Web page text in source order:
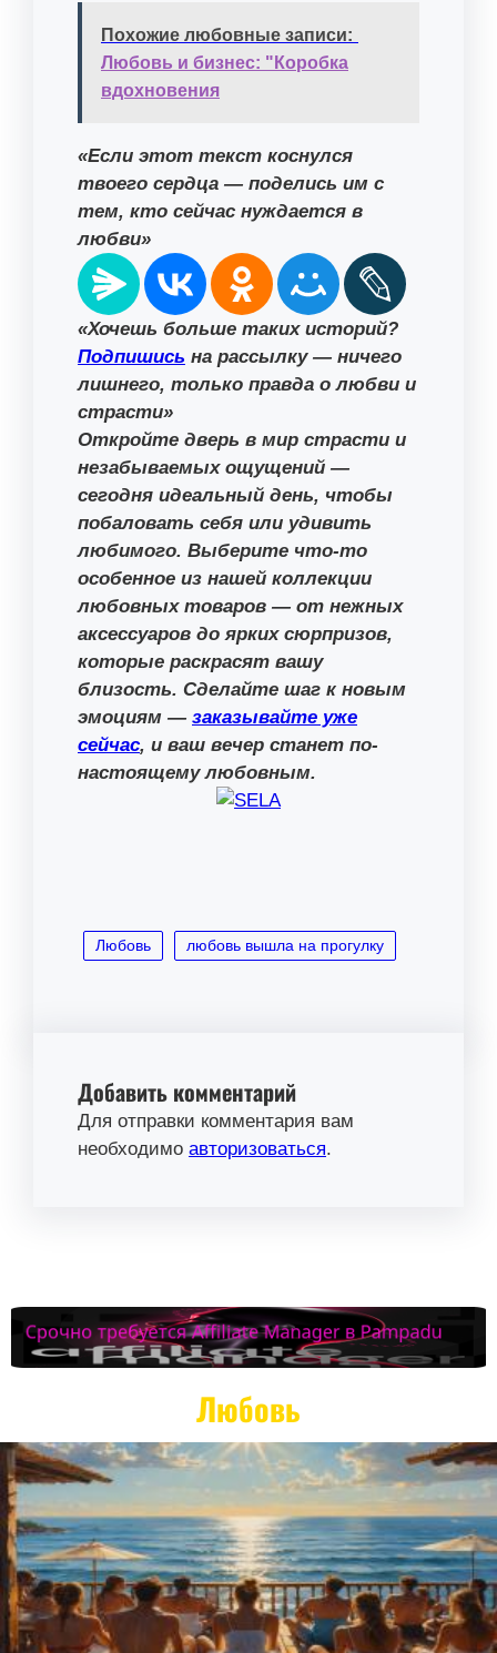
Похожие любовные записи:
Любовь и бизнес: "Коробка
вдохновения
«Если этот текст коснулся
твоего сердца — поделись им с
тем, кто сейчас нуждается в
любви»
«Хочешь больше таких историй?
Подпишись на рассылку — ничего
лишнего, только правда о любви и
страсти»
Откройте дверь в мир страсти и
незабываемых ощущений —
сегодня идеальный день, чтобы
побаловать себя или удивить
любимого. Выберите что-то
особенное из нашей коллекции
любовных товаров — от нежных
аксессуаров до ярких сюрпризов,
которые раскрасят вашу
близость. Сделайте шаг к новым
эмоциям — заказывайте уже
сейчас, и ваш вечер станет по-
настоящему любовным.
Любовь любовь вышла на прогулку
Добавить комментарий
Для отправки комментария вам
необходимо авторизоваться.
Любовь